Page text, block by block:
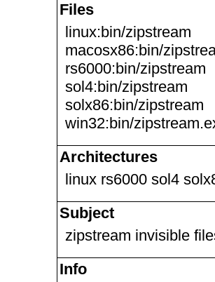
Files
linux:bin/zipstream
macosx86:bin/
rs6000:bin/zipstream
sol4:bin/zipstream
solx86:bin/zipstream
win32:bin/
Architectures
linux rs6000 sol4
Subject
zipstream invisible
Info